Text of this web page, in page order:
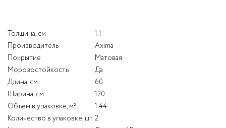
Толщина, см
1.1
Производитель
Axima
Покрытие
Матовая
Морозостойкость
Да
Длина, см
60
Ширина, см
120
Объем в упаковке, м²
1.44
Количество в упаковке, шт 2